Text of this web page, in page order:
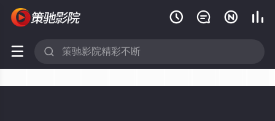
   
 